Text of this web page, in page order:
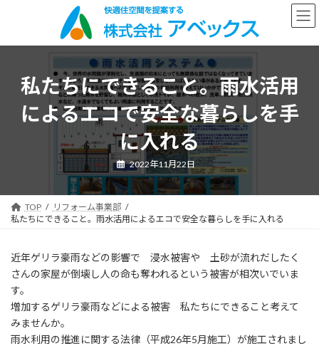
ン
ー
私たちにできること。雨水活用
によるエコで安全な暮らしを手
に入れる
2022年11月22日
TOP
リフォーム事業部
私たちにできること。雨水活用によるエコで安全な暮らしを手に入れる
近年ゲリラ豪雨などの影響で 浸水被害や 土砂が流れだしたく
さんの家屋が倒壊し人の命も奪われるという被害が相次いでいま
す。
増加するゲリラ豪雨などによる被害 私たちにできること考えて
みませんか。
雨水利用の推進に関する法律（平成26年5月施工）が施工されまし